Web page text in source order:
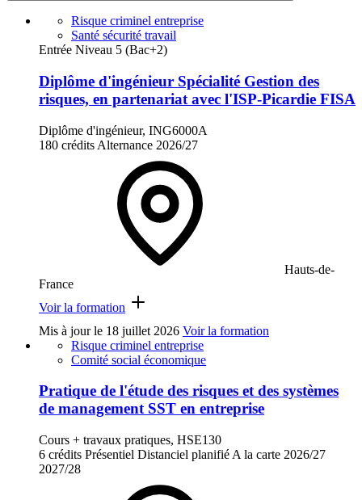
Risque criminel entreprise
Santé sécurité travail
Entrée Niveau 5 (Bac+2)
Diplôme d'ingénieur Spécialité Gestion des
risques, en partenariat avec l'ISP-Picardie FISA
Diplôme d'ingénieur, ING6000A
180 crédits Alternance 2026/27
Hauts-de-
France
Voir la formation
Mis à jour le 18 juillet 2026 Voir la formation
Risque criminel entreprise
Comité social économique
Pratique de l'étude des risques et des systèmes
de management SST en entreprise
Cours + travaux pratiques, HSE130
6 crédits Présentiel Distanciel planifié A la carte 2026/27
2027/28